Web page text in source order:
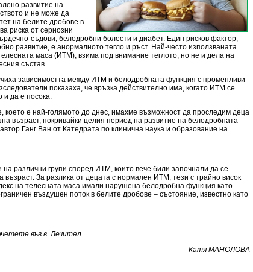
развитие на
и не може да
на белите дробове в
риска от сериозни
съдови, белодробни болести и диабет. Един рисков фактор,
развитие, е анормалното тегло и ръст. Най-често използваната
маса (ИТМ), взима под внимание теглото, но не и дела на
състав.
зависимостта между ИТМ и белодробната функция с променливи
показаха, че връзка действително има, когато ИТМ се
и да е посока.
което е най-голямото до днес, имахме възможност да проследим деца
възраст, покривайки целия период на развитие на белодробната
Ганг Ван от Катедрата по клинична наука и образование на
различни групи според ИТМ, които вече били започнали да се
възраст. За разлика от децата с нормален ИТМ, тези с трайно висок
на телесната маса имали нарушена белодробна функция като
въздушен поток в белите дробове – състояние, известно като
във в. Лечител
Катя МАНОЛОВА